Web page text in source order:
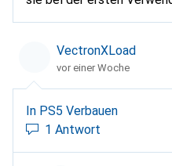
Samsung Magician
VectronXLoad
vor einer Woche
In PS5 Verbauen
1 Antwort